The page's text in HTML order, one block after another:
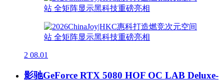
2 08.01
影驰GeForce RTX 5080 HOF OC LAB Deluxe-